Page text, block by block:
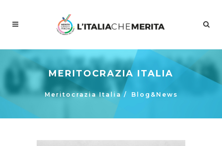
MERITOCRAZIA ITALIA
Meritocrazia Italia/ Blog&News